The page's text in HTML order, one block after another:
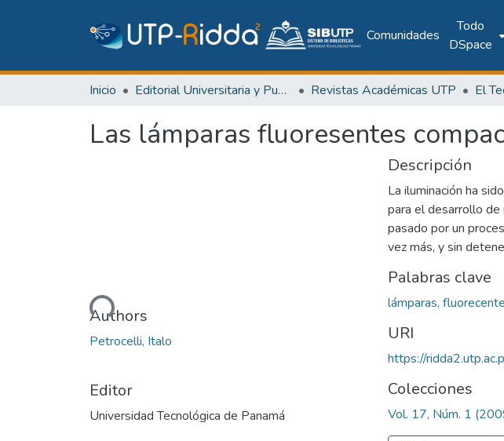
Comunidades
Todo
DSpace
Inicio Editorial Universitaria y Publicaciones Seriadas Revistas Académicas UTP El
Las lámparas fluoresentes
Cargando...Authors
Petrocelli, Italo
Editor
Universidad Tecnológica de Panamá
Descripción
La iluminación ha
para el desarrollo de
pasado por un
vez más, y sin
Palabras clave
lámparas,
URI
https://
Colecciones
Vol. 17, Núm. 1